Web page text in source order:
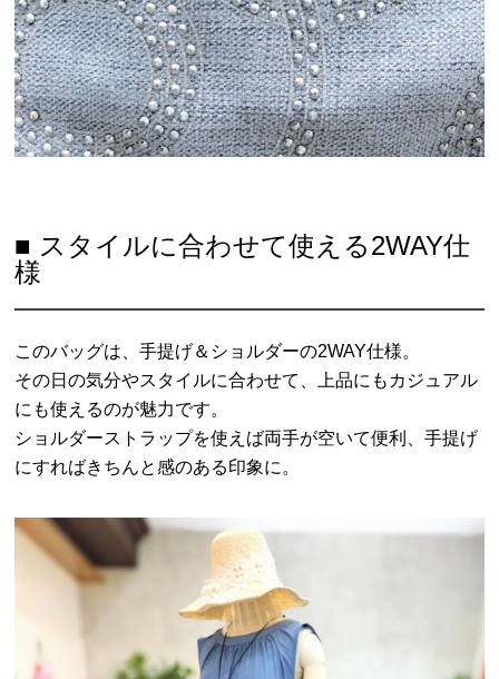
■ スタイルに合わせて使える2WAY仕
様
このバッグは、手提げ＆ショルダーの2WAY仕様。
その日の気分やスタイルに合わせて、上品にもカジュアル
にも使えるのが魅力です。
ショルダーストラップを使えば両手が空いて便利、手提げ
にすればきちんと感のある印象に。